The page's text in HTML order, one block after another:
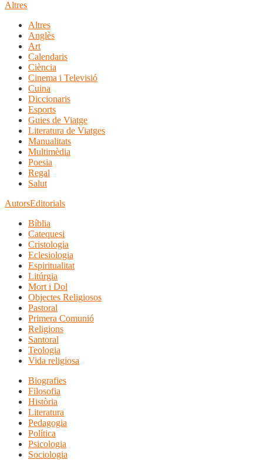
Altres
Altres
Anglès
Art
Calendaris
Ciència
Cinema i Televisió
Cuina
Diccionaris
Esports
Guies de Viatge
Literatura de Viatges
Manualitats
Multimèdia
Poesia
Regal
Salut
AutorsEditorials
Bíblia
Catequesi
Cristologia
Eclesiologia
Espiritualitat
Litúrgia
Mort i Dol
Objectes Religiosos
Pastoral
Primera Comunió
Religions
Santoral
Teologia
Vida religiosa
Biografies
Filosofia
Història
Literatura
Pedagogia
Política
Psicologia
Sociologia